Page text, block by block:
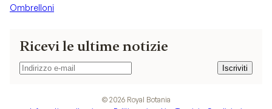
Ricevi le ultime notizie
Iscriviti
Iscriviti
Ombrelloni
© 2026 Royal Botania